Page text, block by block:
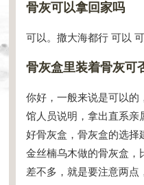
骨灰可以拿回家吗
可以。撒大海都行 可以
骨灰盒里装着骨灰可
你好，一般来说是可以的
馆人员说明，拿出直系亲
好骨灰盒，骨灰盒的选择
金丝楠乌木做的骨灰盒，
差不多，就是要注意两点